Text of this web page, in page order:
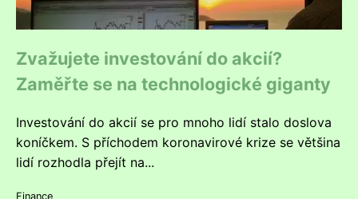
Zvažujete investování do akcií?
Zaměřte se na technologické giganty
Investování do akcií se pro mnoho lidí stalo doslova
koníčkem. S příchodem koronavirové krize se většina
lidí rozhodla přejít na...
Finance